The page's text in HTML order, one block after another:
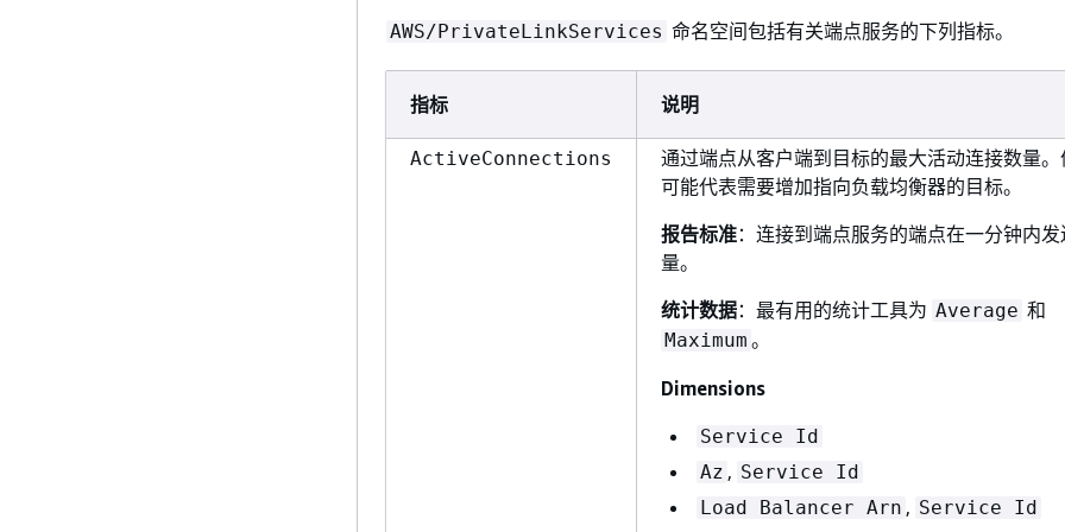
AWS/PrivateLinkServices 命名空间包括有关端点服务的下列指标。
指标 说明
ActiveConnections
通过端点从客户端到目标的最大活动连接数量。
可能代表需要增加指向负载均衡器的目标。
报告标准：连接到端点服务的端点在一分钟内
量。
统计数据：最有用的统计工具为 Average 和
Maximum 。
Dimensions
Service Id
Az , Service Id
Load Balancer Arn , Service Id